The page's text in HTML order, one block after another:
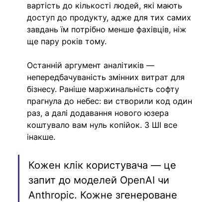
вартість до кількості людей, які мають
доступ до продукту, адже для тих самих
завдань їм потрібно менше фахівців, ніж
ще пару років тому.
Останній аргумент аналітиків —
непередбачуваність змінних витрат для
бізнесу. Раніше маржинальність софту
прагнула до небес: ви створили код один
раз, а далі додавання нового юзера
коштувало вам нуль копійок. З ШІ все
інакше.
Кожен клік користувача — це
запит до моделей OpenAI чи
Anthropic. Кожне згенероване